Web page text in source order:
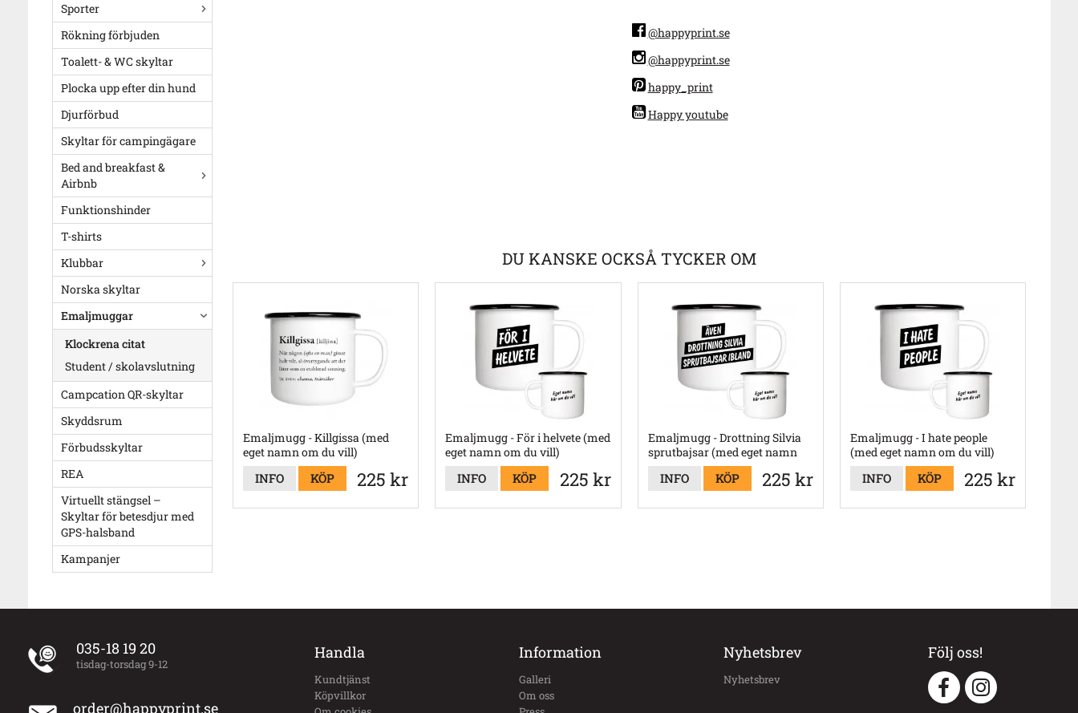
Sporter
Rökning förbjuden
Toalett- & WC skyltar
Plocka upp efter din hund
Djurförbud
Skyltar för campingägare
Bed and breakfast &
Airbnb
Funktionshinder
T-shirts
Klubbar
Norska skyltar
Emaljmuggar
Klockrena citat
Student / skolavslutning
Campcation QR-skyltar
Skyddsrum
Förbudsskyltar
REA
Virtuellt stängsel –
Skyltar för betesdjur med
GPS-halsband
Kampanjer
@happyprint.se
@happyprint.se
happy_print
Happy youtube
DU KANSKE OCKSÅ TYCKER OM
Emaljmugg - Killgissa (med
eget namn om du vill)
225 kr
INFO KÖP
Emaljmugg - För i helvete (med
eget namn om du vill)
225 kr
INFO KÖP
Emaljmugg - Drottning Silvia
sprutbajsar (med eget namn
225 kr
INFO KÖP
Emaljmugg - I hate people
(med eget namn om du vill)
225 kr
INFO KÖP
035-18 19 20
tisdag-torsdag 9-12
order@happyprint.se
Handla
Kundtjänst
Köpvillkor
Information
Galleri
Om oss
Nyhetsbrev
Nyhetsbrev
Följ oss!